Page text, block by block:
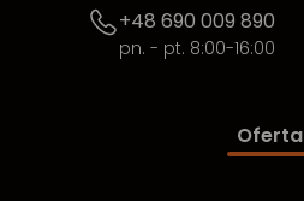
+48 690 009 890
pn. - pt. 8:00-16:00
Oferta